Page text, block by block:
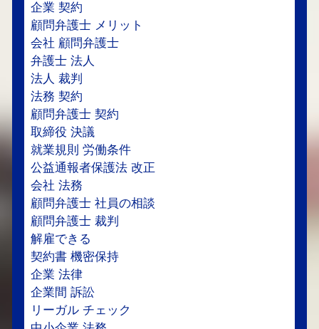
企業 契約
顧問弁護士 メリット
会社 顧問弁護士
弁護士 法人
法人 裁判
法務 契約
顧問弁護士 契約
取締役 決議
就業規則 労働条件
公益通報者保護法 改正
会社 法務
顧問弁護士 社員の相談
顧問弁護士 裁判
解雇できる
契約書 機密保持
企業 法律
企業間 訴訟
リーガル チェック